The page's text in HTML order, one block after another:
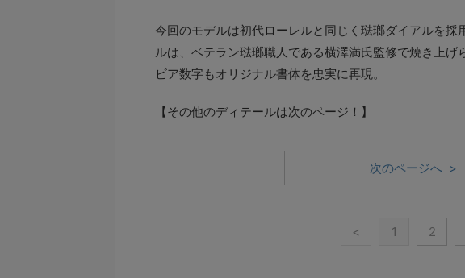
今回のモデルは初代ローレルと同じく琺瑯ダイアルを採
ルは、ベテラン琺瑯職人である横澤満氏監修で焼き上げ
ビア数字もオリジナル書体を忠実に再現。
【その他のディテールは次のページ！】
次のページへ >
< 1 2